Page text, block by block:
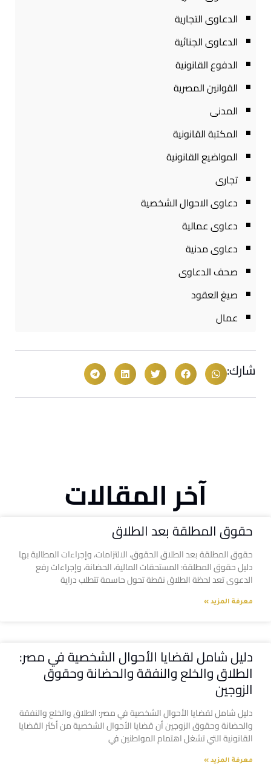
الدعاوى التجارية
الدعاوى الجنائية
الدفوع القانونية
القوانين المصرية
المدنى
المكتبة القانونية
المواضيع القانونية
تجارى
دعاوى الاحوال الشخصية
دعاوى عمالية
دعاوى مدنية
صحف الدعاوى
صيغ العقود
عمال
شارك:
آخر المقالات
حقوق المطلقة بعد الطلاق
حقوق المطلقة بعد الطلاق الحقوق، الالتزامات، وإجراءات المطالبة بها
دليل حقوق المطلقة: المستحقات المالية، الحضانة، وإجراءات رفع
الدعوى تعد لحظة الطلاق نقطة تحول حاسمة تتطلب دراية
معرفة المزيد »
دليل شامل لقضايا الأحوال الشخصية في مصر:
الطلاق والخلع والنفقة والحضانة وحقوق
الزوجين
دليل شامل لقضايا الأحوال الشخصية في مصر: الطلاق والخلع والنفقة
والحضانة وحقوق الزوجين أن قضايا الأحوال الشخصية من أكثر القضايا
القانونية التي تشغل اهتمام المواطنين في
معرفة المزيد »